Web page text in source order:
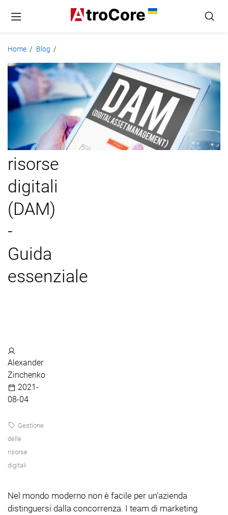
Home / Blog /
Cos'è
la
gestione
delle
risorse
digitali
(DAM)
-
Guida
essenziale
Alexander
Zinchenko
2021-
08-04
Gestione
delle
risorse
digitali
Nel mondo moderno non è facile per un'azienda
distinguersi dalla concorrenza. I team di marketing